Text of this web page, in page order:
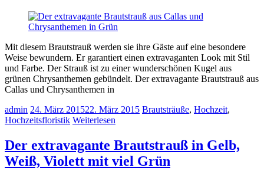
Mit diesem Brautstrauß werden sie ihre Gäste auf eine besondere
Weise bewundern. Er garantiert einen extravaganten Look mit Stil
und Farbe. Der Strauß ist zu einer wunderschönen Kugel aus
grünen Chrysanthemen gebündelt. Der extravagante Brautstrauß aus
Callas und Chrysanthemen in
admin 24. März 201522. März 2015 Brautsträuße, Hochzeit,
Hochzeitsfloristik Weiterlesen
Der extravagante Brautstrauß in Gelb,
Weiß, Violett mit viel Grün